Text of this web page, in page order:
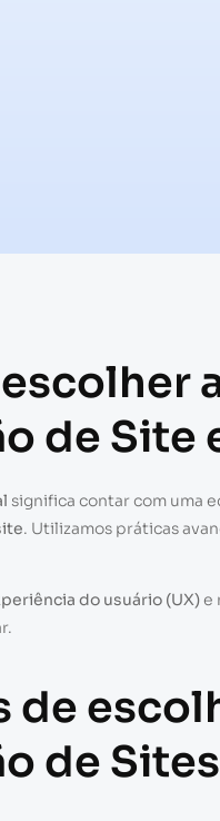
de Site
significa contar com uma
. Utilizamos práticas
do usuário (UX)e
de
de